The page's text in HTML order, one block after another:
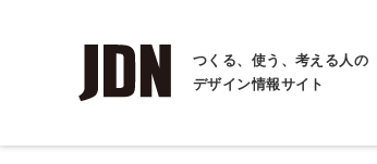
つくる、使う、考える人の
デザイン情報サイト